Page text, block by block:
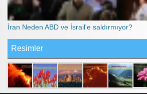
İran Neden ABD ve İsrail'e saldırmıyor?
Resimler